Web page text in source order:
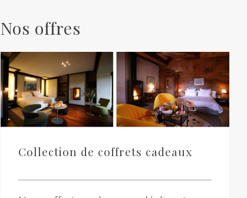
Nos offres
Collection de coffrets cadeaux